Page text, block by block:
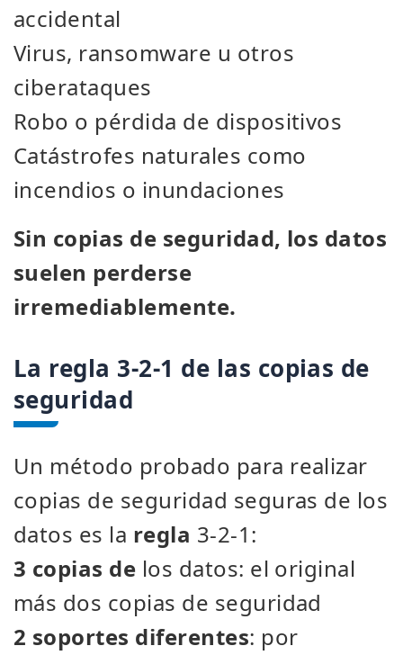
accidental
Virus, ransomware u otros
ciberataques
Robo o pérdida de dispositivos
Catástrofes naturales como
incendios o inundaciones
Sin copias de seguridad, los datos
suelen perderse
irremediablemente.
La regla 3-2-1 de las copias de
seguridad
Un método probado para realizar
copias de seguridad seguras de los
datos es la regla 3-2-1:
3 copias de los datos: el original
más dos copias de seguridad
2 soportes diferentes: por